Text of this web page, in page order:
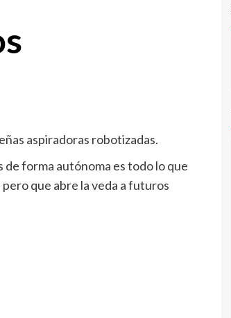
aspiradoras robotizadas.
forma autónoma es todo lo que
pero que abre la veda a futuros